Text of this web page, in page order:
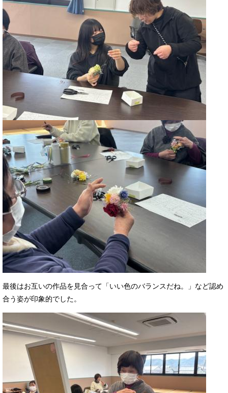
最後はお互いの作品を見合って「いい色のバランスだね。」など認め
合う姿が印象的でした。